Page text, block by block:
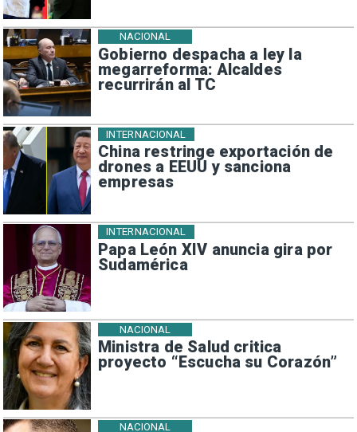
Gobierno despacha a ley la
megarreforma: Alcaldes
recurrirán al TC
NACIONAL
China restringe exportación de
drones a EEUU y sanciona
empresas
INTERNACIONAL
Papa León XIV anuncia gira por
Sudamérica
INTERNACIONAL
Ministra de Salud critica
proyecto “Escucha su Corazón”
NACIONAL
NACIONAL